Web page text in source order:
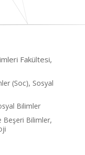
Fakültesi,
(Soc), Sosyal
Bilimler
Beşeri Bilimler,